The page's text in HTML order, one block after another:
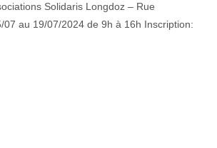
Solidaris Longdoz – Rue
au 19/07/2024 de 9h à 16h Inscription: